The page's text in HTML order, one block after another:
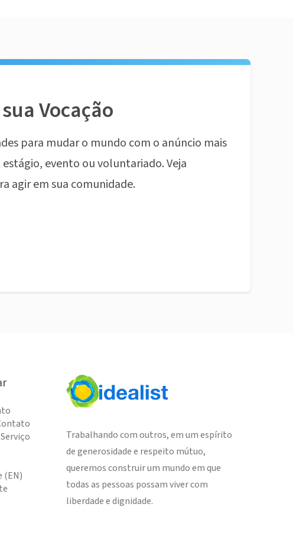
Vocação
para mudar o mundo com o anúncio mais
evento ou voluntariado. Veja
agir em sua comunidade.
(EN)
Trabalhando com outros, em um espírito
de generosidade e respeito mútuo,
queremos construir um mundo em que
todas as pessoas possam viver com
liberdade e dignidade.